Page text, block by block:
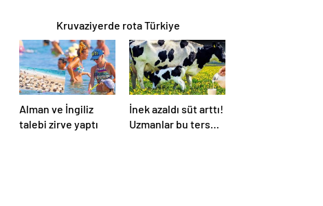
Kruvaziyerde rota Türkiye
Alman ve İngiliz
talebi zirve yaptı
İnek azaldı süt arttı!
Uzmanlar bu ters